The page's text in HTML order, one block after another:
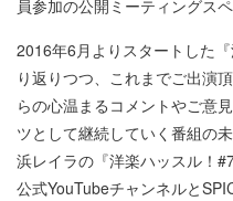
員参加の公開ミーティングス
2016年6月よりスタートした
り返りつつ、これまでご出演
らの心温まるコメントやご意
ツとして継続していく番組の
浜レイラの『洋楽ハッスル！
公式YouTubeチャンネルと